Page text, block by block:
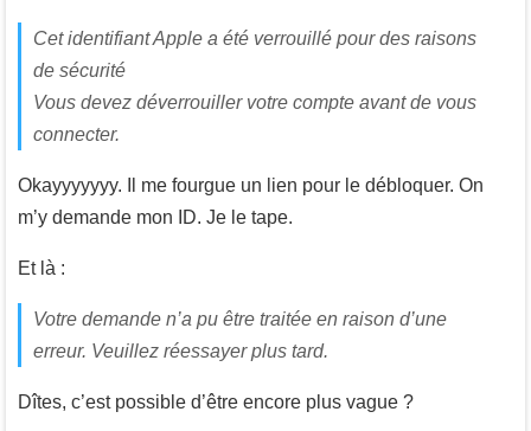
Cet identifiant Apple a été verrouillé pour des raisons
de sécurité
Vous devez déverrouiller votre compte avant de vous
connecter.
Okayyyyyyy. Il me fourgue un lien pour le débloquer. On
m’y demande mon ID. Je le tape.
Et là :
Votre demande n’a pu être traitée en raison d’une
erreur. Veuillez réessayer plus tard.
Dîtes, c’est possible d’être encore plus vague ?